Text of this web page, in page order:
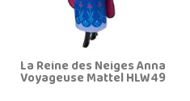
La Reine des Neiges Anna
Voyageuse Mattel HLW49